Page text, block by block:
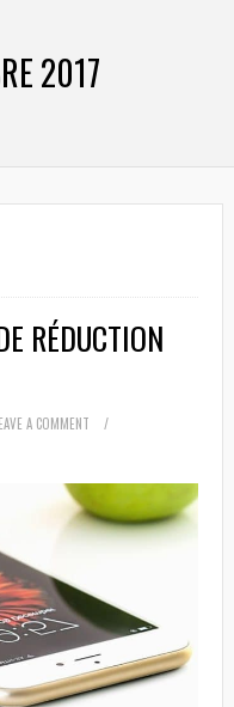
2017
RÉDUCTION
A COMMENT